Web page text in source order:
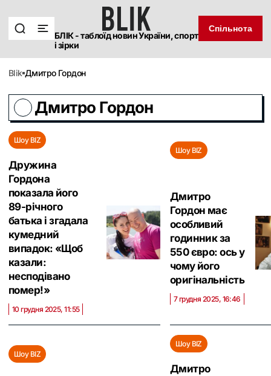
БЛІК - таблоїд новин України, спорт
і зірки
Спільнота
blik Дмитро Гордон
Дмитро Гордон
Шоу BIZ
Дружина
Гордона
показала його
89-річного
батька і згадала
кумедний
випадок: «Щоб
казали:
несподівано
помер!‎»
10 грудня 2025, 11:55
Шоу BIZ
Дмитро
Гордон має
особливий
годинник за
550 євро: ось у
чому його
оригінальність
7 грудня 2025, 16:46
Шоу BIZ
Шоу BIZ
Дмитро